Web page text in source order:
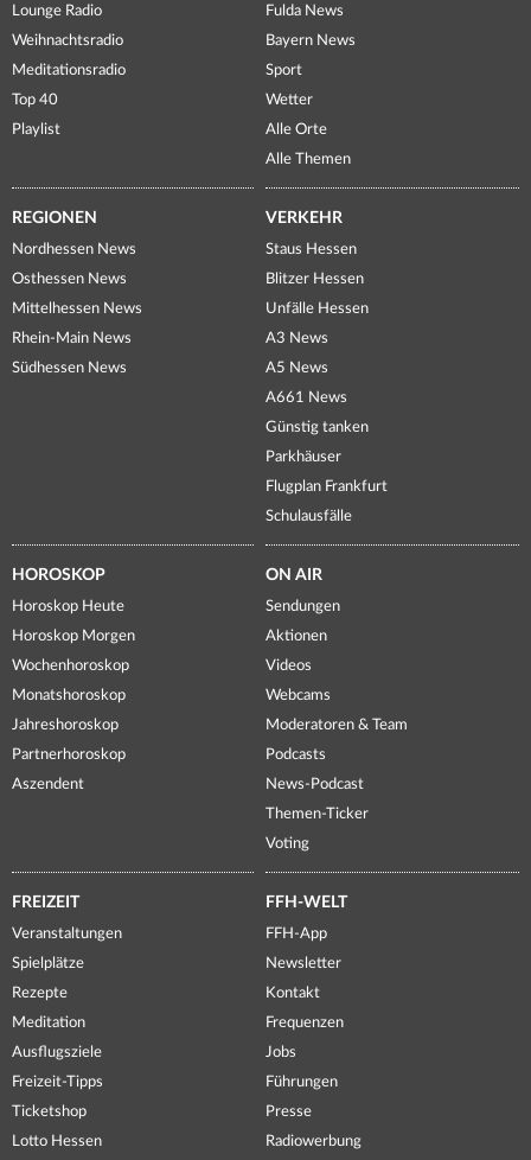
Lounge Radio
Weihnachtsradio
Meditationsradio
Top 40
Playlist
Fulda News
Bayern News
Sport
Wetter
Alle Orte
Alle Themen
REGIONEN
Nordhessen News
Osthessen News
Mittelhessen News
Rhein-Main News
Südhessen News
VERKEHR
Staus Hessen
Blitzer Hessen
Unfälle Hessen
A3 News
A5 News
A661 News
Günstig tanken
Parkhäuser
Flugplan Frankfurt
Schulausfälle
HOROSKOP
Horoskop Heute
Horoskop Morgen
Wochenhoroskop
Monatshoroskop
Jahreshoroskop
Partnerhoroskop
Aszendent
ON AIR
Sendungen
Aktionen
Videos
Webcams
Moderatoren & Team
Podcasts
News-Podcast
Themen-Ticker
Voting
FREIZEIT
Veranstaltungen
Spielplätze
Rezepte
Meditation
Ausflugsziele
Freizeit-Tipps
Ticketshop
Lotto Hessen
FFH-WELT
FFH-App
Newsletter
Kontakt
Frequenzen
Jobs
Führungen
Presse
Radiowerbung